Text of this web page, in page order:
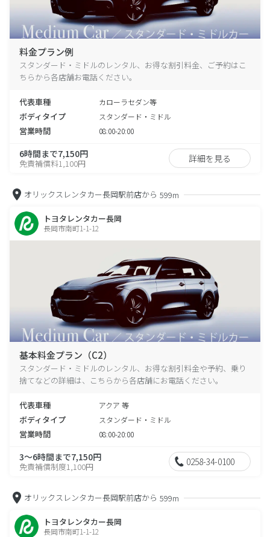
料金プラン例
スタンダード・ミドルのレンタル、お得な割引料金、ご予約はこ
ちらから各店舗お電話ください。
代表車種 カローラセダン等
ボディタイプ スタンダード・ミドル
営業時間 08:00-20:00
6時間まで7,150円
免責補償料1,100円 詳細を見る
オリックスレンタカー長岡駅前店から 599m
トヨタレンタカー長岡
長岡市南町1-1-12
基本料金プラン（C2）
スタンダード・ミドルのレンタル、お得な割引料金や予約、乗り
捨てなどの詳細は、こちらから各店舗にお電話ください。
代表車種 アクア 等
ボディタイプ スタンダード・ミドル
営業時間 08:00-20:00
3～6時間まで7,150円
免責補償制度1,100円 0258-34-0100
オリックスレンタカー長岡駅前店から 599m
トヨタレンタカー長岡
長岡市南町1-1-12